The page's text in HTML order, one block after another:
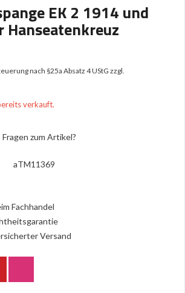
EK 2 1914 und
Hanseatenkreuz
nach §25a Absatz 4 UStG zzgl.
verkauft.
Fragen zum Artikel?
aTM11369
Fachhandel
Versand